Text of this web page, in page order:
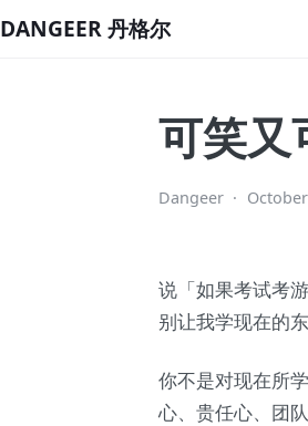
DANGEER 丹格尔
可笑又
Dangeer ·
说「如果考试考
别让我学现在的
你不是对现在所
心、贵任心、团